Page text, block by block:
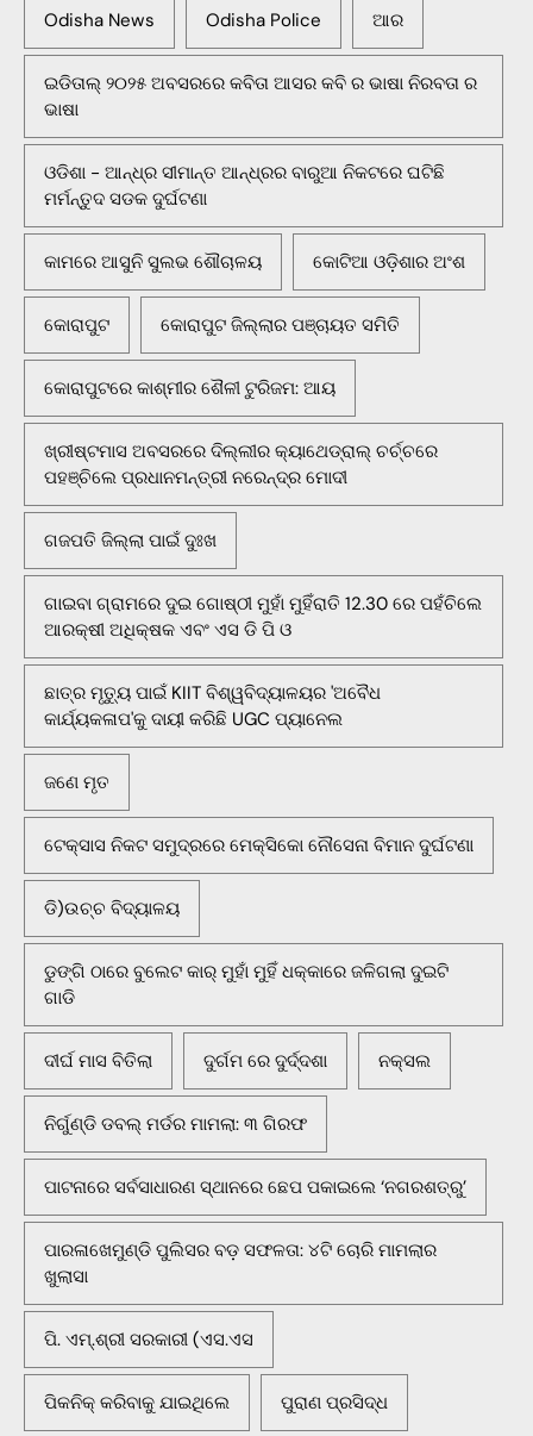
Odisha News Odisha Police ଆର
ଇଡିତାଲ୍ ୨୦୨୫ ଅବସରରେ କବିତା ଆସର କବି ର ଭାଷା ନିରବତା ର
ଭାଷା
ଓଡିଶା - ଆନ୍ଧ୍ର ସୀମାନ୍ତ ଆନ୍ଧ୍ରର ବାରୁଆ ନିକଟରେ ଘଟିଛି
ମର୍ମନ୍ତୁଦ ସଡକ ଦୁର୍ଘଟଣା
କାମରେ ଆସୁନି ସୁଲଭ ଶୌଚାଳୟ କୋଟିଆ ଓଡ଼ିଶାର ଅଂଶ
କୋରାପୁଟ କୋରାପୁଟ ଜିଲ୍ଲାର ପଞ୍ଚାୟତ ସମିତି
କୋରାପୁଟରେ କାଶ୍ମୀର ଶୈଳୀ ଟୁରିଜମ: ଆୟ
ଖ୍ରୀଷ୍ଟମାସ ଅବସରରେ ଦିଲ୍ଲୀର କ୍ୟାଥେଡ୍ରାଲ୍ ଚର୍ଚ୍ଚରେ
ପହଞ୍ଚିଲେ ପ୍ରଧାନମନ୍ତ୍ରୀ ନରେନ୍ଦ୍ର ମୋଦୀ
ଗଜପତି ଜିଲ୍ଲା ପାଇଁ ଦୁଃଖ
ଗାଇବା ଗ୍ରାମରେ ଦୁଇ ଗୋଷ୍ଠୀ ମୁହାଁ ମୁହିଁରାତି 12.30 ରେ ପହଁଚିଲେ
ଆରକ୍ଷୀ ଅଧିକ୍ଷକ ଏବଂ ଏସ ଡି ପି ଓ
ଛାତ୍ର ମୃତ୍ୟୁ ପାଇଁ KIIT ବିଶ୍ୱବିଦ୍ୟାଳୟର 'ଅବୈଧ
କାର୍ଯ୍ୟକଳାପ'କୁ ଦାୟୀ କରିଛି UGC ପ୍ୟାନେଲ
ଜଣେ ମୃତ
ଟେକ୍ସାସ ନିକଟ ସମୁଦ୍ରରେ ମେକ୍ସିକୋ ନୌସେନା ବିମାନ ଦୁର୍ଘଟଣା
ଡି)ଉଚ୍ଚ ବିଦ୍ୟାଳୟ
ଡୁଙ୍ଗି ଠାରେ ବୁଲେଟ କାର୍ ମୁହାଁ ମୁହିଁ ଧକ୍କାରେ ଜଳିଗଲା ଦୁଇଟି
ଗାଡି
ଦୀର୍ଘ ମାସ ବିତିଲା ଦୁର୍ଗମ ରେ ଦୁର୍ଦ୍ଦଶା ନକ୍ସଲ
ନିର୍ଗୁଣ୍ଡି ଡବଲ୍ ମର୍ଡର ମାମଲା: ୩ ଗିରଫ
ପାଟନାରେ ସର୍ବସାଧାରଣ ସ୍ଥାନରେ ଛେପ ପକାଇଲେ ‘ନଗରଶତ୍ରୁ’
ପାରଳାଖେମୁଣ୍ଡି ପୁଲିସର ବଡ଼ ସଫଳତା: ୪ଟି ଚୋରି ମାମଲାର
ଖୁଲାସା
ପି. ଏମ୍.ଶ୍ରୀ ସରକାରୀ (ଏସ.ଏସ
ପିକନିକ୍‌ କରିବାକୁ ଯାଇଥିଲେ ପୁରାଣ ପ୍ରସିଦ୍ଧ